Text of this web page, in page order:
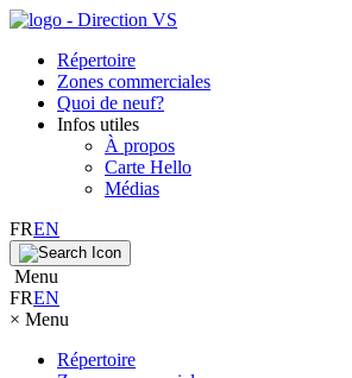
Répertoire
Zones commerciales
Quoi de neuf?
Infos utiles
À propos
Carte Hello
Médias
FREN
Menu
FREN
× Menu
Répertoire